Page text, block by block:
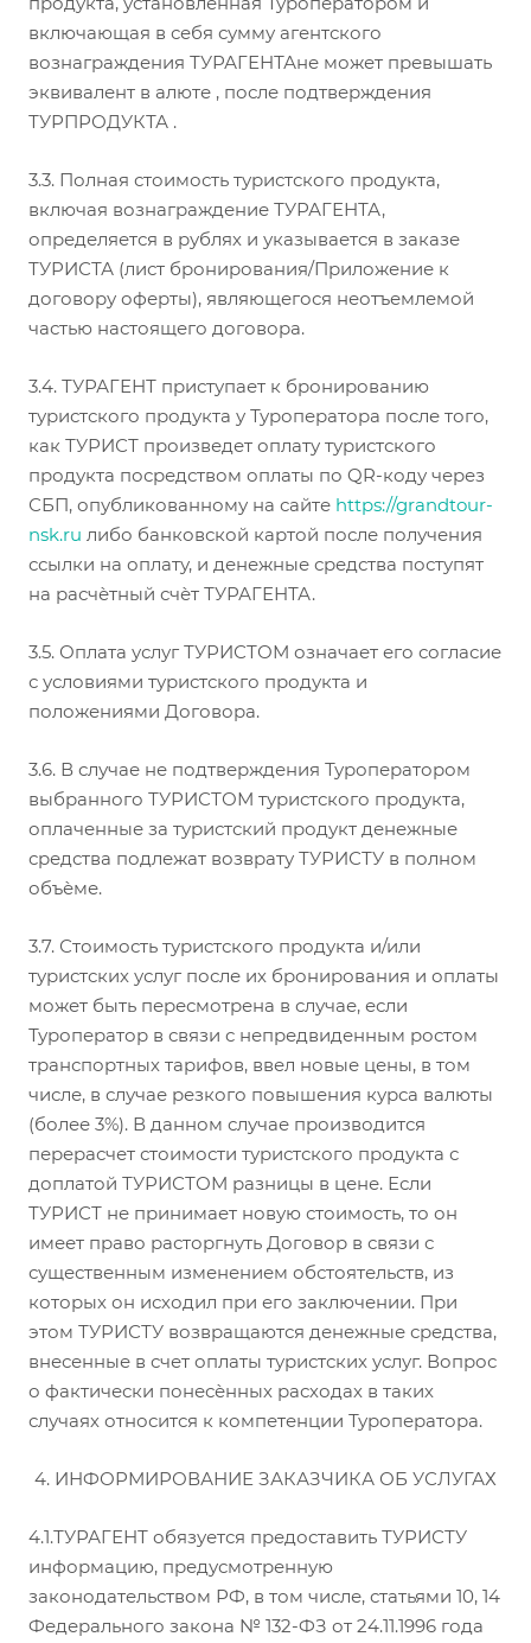
включающая в себя сумму агентского
вознаграждения ТУРАГЕНТАне может превышать
эквивалент в алюте , после подтверждения
ТУРПРОДУКТА .
3.3. Полная стоимость туристского продукта,
включая вознаграждение ТУРАГЕНТА,
определяется в рублях и указывается в заказе
ТУРИСТА (лист бронирования/Приложение к
договору оферты), являющегося неотъемлемой
частью настоящего договора.
3.4. ТУРАГЕНТ приступает к бронированию
туристского продукта у Туроператора после того,
как ТУРИСТ произведет оплату туристского
продукта посредством оплаты по QR-коду через
СБП, опубликованному на сайте https://grandtour-
nsk.ru либо банковской картой после получения
ссылки на оплату, и денежные средства поступят
на расчѐтный счѐт ТУРАГЕНТА.
3.5. Оплата услуг ТУРИСТОМ означает его согласие
с условиями туристского продукта и
положениями Договора.
3.6. В случае не подтверждения Туроператором
выбранного ТУРИСТОМ туристского продукта,
оплаченные за туристский продукт денежные
средства подлежат возврату ТУРИСТУ в полном
объѐме.
3.7. Стоимость туристского продукта и/или
туристских услуг после их бронирования и оплаты
может быть пересмотрена в случае, если
Туроператор в связи с непредвиденным ростом
транспортных тарифов, ввел новые цены, в том
числе, в случае резкого повышения курса валюты
(более 3%). В данном случае производится
перерасчет стоимости туристского продукта с
доплатой ТУРИСТОМ разницы в цене. Если
ТУРИСТ не принимает новую стоимость, то он
имеет право расторгнуть Договор в связи с
существенным изменением обстоятельств, из
которых он исходил при его заключении. При
этом ТУРИСТУ возвращаются денежные средства,
внесенные в счет оплаты туристских услуг. Вопрос
о фактически понесѐнных расходах в таких
случаях относится к компетенции Туроператора.
4. ИНФОРМИРОВАНИЕ ЗАКАЗЧИКА ОБ УСЛУГАХ
4.1.ТУРАГЕНТ обязуется предоставить ТУРИСТУ
информацию, предусмотренную
законодательством РФ, в том числе, статьями 10, 14
Федерального закона № 132-ФЗ от 24.11.1996 года